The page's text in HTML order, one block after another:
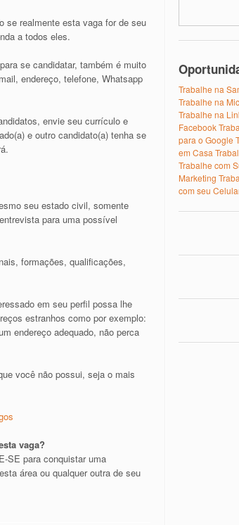
se realmente esta vaga for de seu
a todos eles.
se candidatar, também é muito
endereço, telefone, Whatsapp
envie seu currículo e
e outro candidato(a) tenha se
seu estado civil, somente
para uma possível
formações, qualificações,
em seu perfil possa lhe
estranhos como por exemplo:
endereço adequado, não perca
você não possui, seja o mais
vaga?
SE para conquistar uma
área ou qualquer outra de seu
Trabalhe na
Trabalhe na
Trabalhe na
Facebook
para o Google
em Casa
Trabalhe com
Marketing
com seu